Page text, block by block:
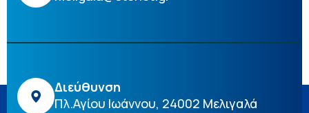
Διεύθυνση
Πλ.Αγίου Ιωάννου, 24002 Μελιγαλά